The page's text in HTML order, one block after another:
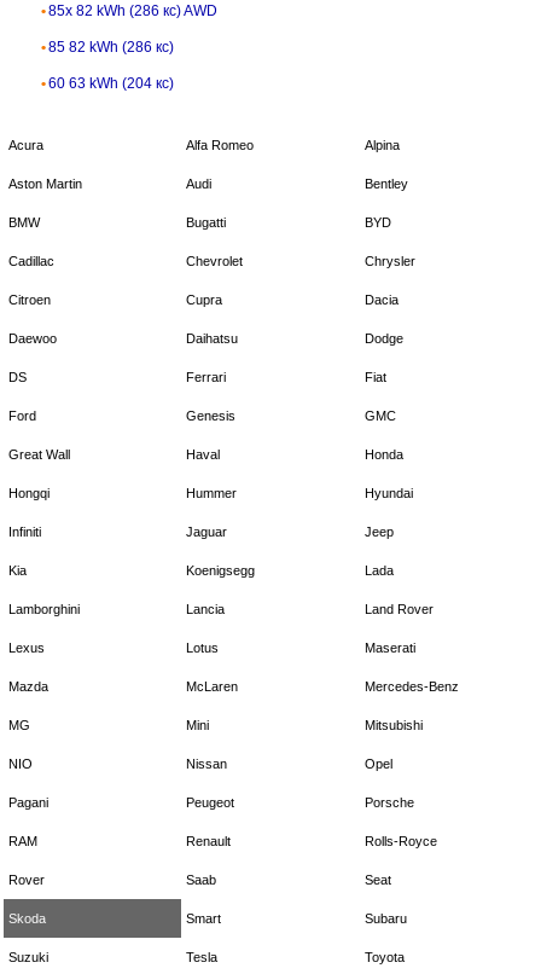
85x 82 kWh (286 кс) AWD
85 82 kWh (286 кс)
60 63 kWh (204 кс)
Acura Alfa Romeo Alpina
Aston Martin Audi Bentley
BMW Bugatti BYD
Cadillac Chevrolet Chrysler
Citroen Cupra Dacia
Daewoo Daihatsu Dodge
DS Ferrari Fiat
Ford Genesis GMC
Great Wall Haval Honda
Hongqi Hummer Hyundai
Infiniti Jaguar Jeep
Kia Koenigsegg Lada
Lamborghini Lancia Land Rover
Lexus Lotus Maserati
Mazda McLaren Mercedes-Benz
MG Mini Mitsubishi
NIO Nissan Opel
Pagani Peugeot Porsche
RAM Renault Rolls-Royce
Rover Saab Seat
Skoda Smart Subaru
Suzuki Tesla Toyota